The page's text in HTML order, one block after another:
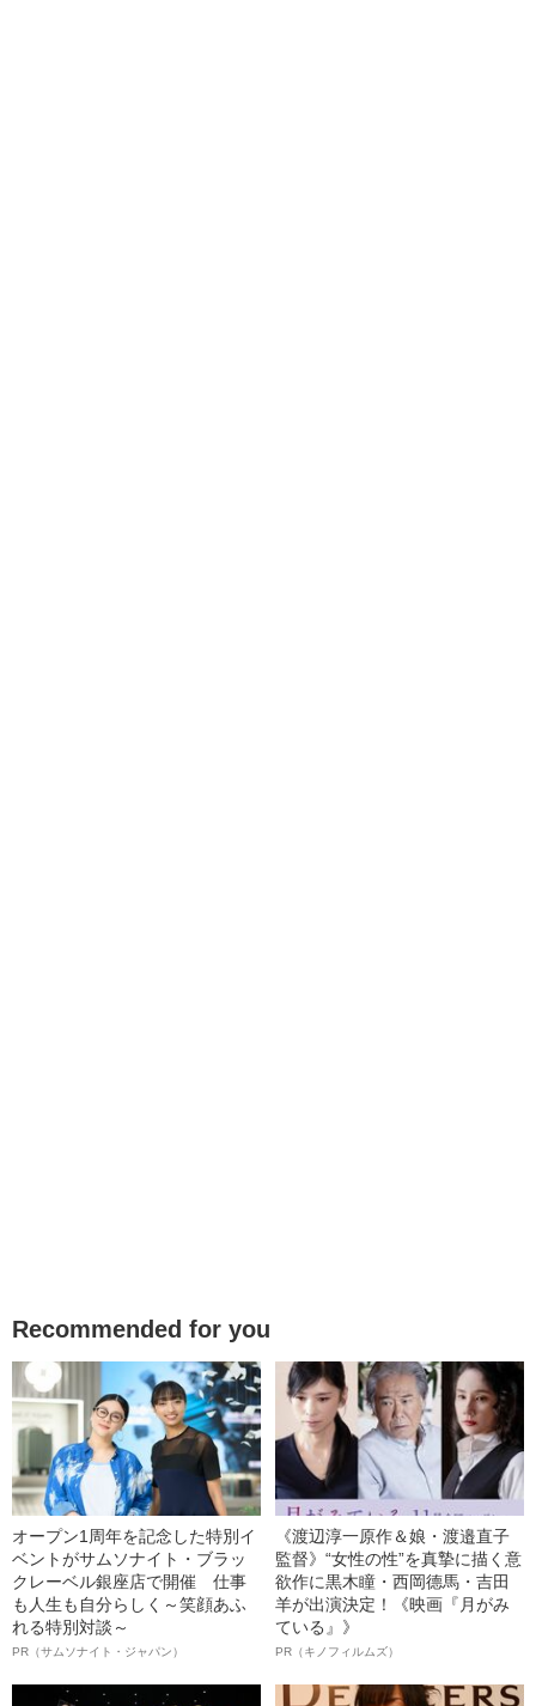
Recommended for you
オープン1周年を記念した特別イ
ベントがサムソナイト・ブラッ
クレーベル銀座店で開催 仕事
も人生も自分らしく～笑顔あふ
れる特別対談～
PR（サムソナイト・ジャパン）
《渡辺淳一原作＆娘・渡邉直子
監督》“女性の性”を真摯に描く意
欲作に黒木瞳・西岡德馬・吉田
羊が出演決定！《映画『月がみ
ている』》
PR（キノフィルムズ）